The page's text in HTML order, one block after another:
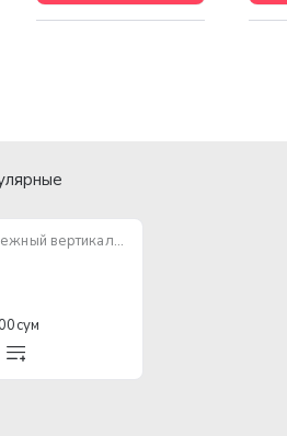
Центробежный вертикальный насос SHIMGE BL4-22
сум